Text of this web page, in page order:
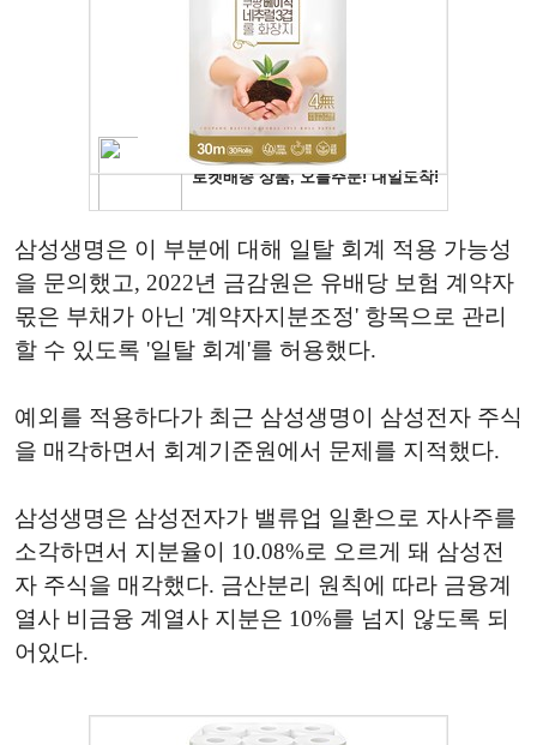
삼성생명은 이 부분에 대해 일탈 회계 적용 가능성
을 문의했고, 2022년 금감원은 유배당 보험 계약자
몫은 부채가 아닌 '계약자지분조정' 항목으로 관리
할 수 있도록 '일탈 회계'를 허용했다.
예외를 적용하다가 최근 삼성생명이 삼성전자 주식
을 매각하면서 회계기준원에서 문제를 지적했다.
삼성생명은 삼성전자가 밸류업 일환으로 자사주를
소각하면서 지분율이 10.08%로 오르게 돼 삼성전
자 주식을 매각했다. 금산분리 원칙에 따라 금융계
열사 비금융 계열사 지분은 10%를 넘지 않도록 되
어있다.